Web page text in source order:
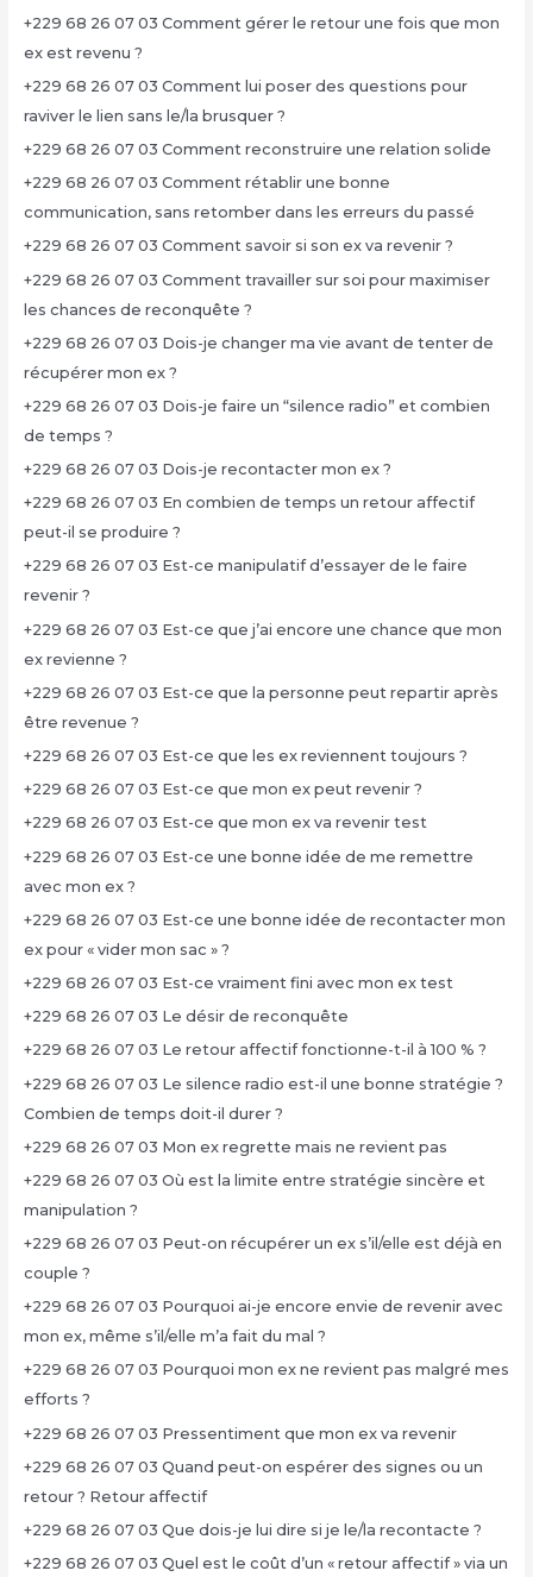
+229 68 26 07 03 Comment gérer le retour une fois que mon
ex est revenu ?
+229 68 26 07 03 Comment lui poser des questions pour
raviver le lien sans le/la brusquer ?
+229 68 26 07 03 Comment reconstruire une relation solide
+229 68 26 07 03 Comment rétablir une bonne
communication, sans retomber dans les erreurs du passé
+229 68 26 07 03 Comment savoir si son ex va revenir ?
+229 68 26 07 03 Comment travailler sur soi pour maximiser
les chances de reconquête ?
+229 68 26 07 03 Dois-je changer ma vie avant de tenter de
récupérer mon ex ?
+229 68 26 07 03 Dois-je faire un “silence radio” et combien
de temps ?
+229 68 26 07 03 Dois-je recontacter mon ex ?
+229 68 26 07 03 En combien de temps un retour affectif
peut-il se produire ?
+229 68 26 07 03 Est-ce manipulatif d’essayer de le faire
revenir ?
+229 68 26 07 03 Est-ce que j’ai encore une chance que mon
ex revienne ?
+229 68 26 07 03 Est-ce que la personne peut repartir après
être revenue ?
+229 68 26 07 03 Est-ce que les ex reviennent toujours ?
+229 68 26 07 03 Est-ce que mon ex peut revenir ?
+229 68 26 07 03 Est-ce que mon ex va revenir test
+229 68 26 07 03 Est-ce une bonne idée de me remettre
avec mon ex ?
+229 68 26 07 03 Est-ce une bonne idée de recontacter mon
ex pour « vider mon sac » ?
+229 68 26 07 03 Est-ce vraiment fini avec mon ex test
+229 68 26 07 03 Le désir de reconquête
+229 68 26 07 03 Le retour affectif fonctionne-t-il à 100 % ?
+229 68 26 07 03 Le silence radio est-il une bonne stratégie ?
Combien de temps doit-il durer ?
+229 68 26 07 03 Mon ex regrette mais ne revient pas
+229 68 26 07 03 Où est la limite entre stratégie sincère et
manipulation ?
+229 68 26 07 03 Peut-on récupérer un ex s’il/elle est déjà en
couple ?
+229 68 26 07 03 Pourquoi ai-je encore envie de revenir avec
mon ex, même s’il/elle m’a fait du mal ?
+229 68 26 07 03 Pourquoi mon ex ne revient pas malgré mes
efforts ?
+229 68 26 07 03 Pressentiment que mon ex va revenir
+229 68 26 07 03 Quand peut-on espérer des signes ou un
retour ? Retour affectif
+229 68 26 07 03 Que dois-je lui dire si je le/la recontacte ?
+229 68 26 07 03 Quel est le coût d’un « retour affectif » via un